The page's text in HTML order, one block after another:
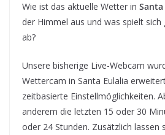
Wie ist das aktuelle Wetter in
der Himmel aus und was spielt
ab?
Unsere bisherige Live-Webcam
Wettercam in Santa Eulalia
zeitbasierte Einstellmöglichkeiten.
anderem die letzten 15 oder 30
oder 24 Stunden. Zusätzlich lassen